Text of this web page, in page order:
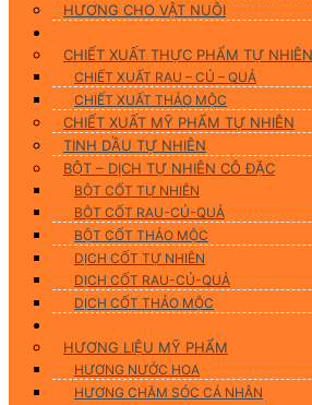
HƯƠNG CHO VẬT NUÔI
CHIẾT XUẤT THỰC PHẨM TỰ NHIÊN
CHIẾT XUẤT RAU – CỦ – QUẢ
CHIẾT XUẤT THẢO MỘC
CHIẾT XUẤT MỸ PHẨM TỰ NHIÊN
TINH DẦU TỰ NHIÊN
BỘT – DỊCH TỰ NHIÊN CÔ ĐẶC
BỘT CỐT TỰ NHIÊN
BỘT CỐT RAU-CỦ-QUẢ
BỘT CỐT THẢO MỘC
DỊCH CỐT TỰ NHIÊN
DỊCH CỐT RAU-CỦ-QUẢ
DỊCH CỐT THẢO MỘC
HƯƠNG LIỆU MỸ PHẨM
HƯƠNG NƯỚC HOA
HƯƠNG CHĂM SÓC CÁ NHÂN